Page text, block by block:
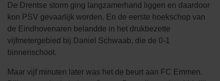
De Drentse storm ging langzamerhand liggen en daardoor
kon PSV gevaarlijk worden. En de eerste hoekschop van
de Eindhovenaren belandde in het drukbezette
vijfmetergebied bij Daniel Schwaab, die de 0-1
binnenschoot.
Maar vijf minuten later was het de beurt aan FC Emmen.